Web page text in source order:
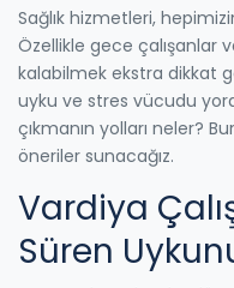
Sağlık hizmetleri,
Özellikle gece çalışanlar
kalabilmek ekstra dikkat
uyku ve stres vücudu
çıkmanın yolları neler?
öneriler sunacağız.
Vardiya
Süren